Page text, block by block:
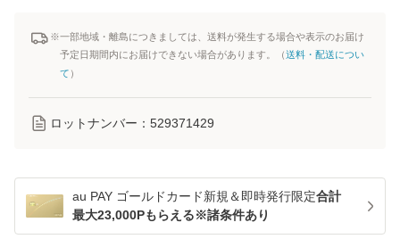
※一部地域・離島につきましては、送料が発生する場合や表示のお届け
予定日期間内にお届けできない場合があります。（送料・配送につい
て ）
ロットナンバー： 529371429
au PAY ゴールドカード新規＆即時発行限定合計
最大23,000Pもらえる※諸条件あり